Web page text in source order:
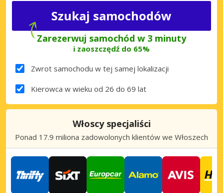
Zarezerwuj samochód w 3 minuty
i zaoszczędź do 65%
Zwrot samochodu w tej samej lokalizacji
Kierowca w wieku od 26 do 69 lat
Włoscy specjaliści
Ponad 17.9 miliona zadowolonych klientów we Włoszech